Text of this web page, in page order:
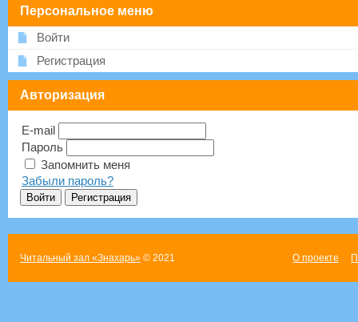
Персональное меню
Войти
Регистрация
Авторизация
E-mail
Пароль
Запомнить меня
Забыли пароль?
Читальный зал «Знахарь»© 2021 О проекте